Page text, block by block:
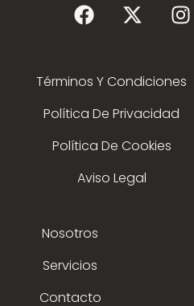
Términos Y Condiciones
Política De Privacidad
Política De Cookies
Aviso Legal
Nosotros
Servicios
Contacto